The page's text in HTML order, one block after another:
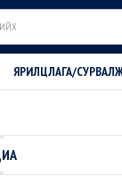
ЯРИЛЦЛАГА/